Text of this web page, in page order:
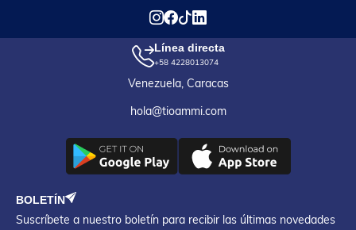
Línea directa
+58 4228013074
Venezuela, Caracas
hola@tioammi.com
BOLETÍN
Suscríbete a nuestro boletín para recibir las últimas novedades